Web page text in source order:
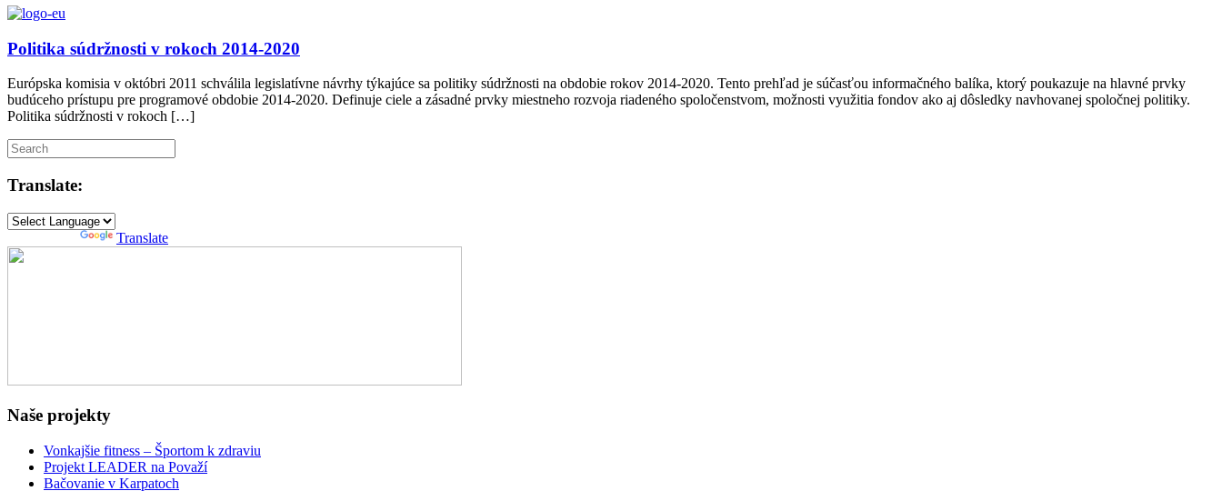
Politika súdržnosti v rokoch 2014-2020
Európska komisia v októbri 2011 schválila legislatívne návrhy týkajúce sa politiky súdržnosti na obdobie rokov 2014-2020. Tento prehľad je súčasťou informačného balíka, ktorý poukazuje na hlavné prvky
budúceho prístupu pre programové obdobie 2014-2020. Definuje ciele a zásadné prvky miestneho rozvoja riadeného spoločenstvom, možnosti využitia fondov ako aj dôsledky navhovanej spoločnej politiky.
Politika súdržnosti v rokoch […]
Translate:
Translate
Naše projekty
Vonkajšie fitness – Športom k zdraviu
Projekt LEADER na Považí
Bačovanie v Karpatoch